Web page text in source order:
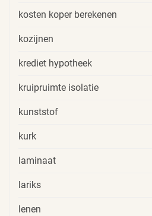
kosten koper berekenen
kozijnen
krediet hypotheek
kruipruimte isolatie
kunststof
kurk
laminaat
lariks
lenen